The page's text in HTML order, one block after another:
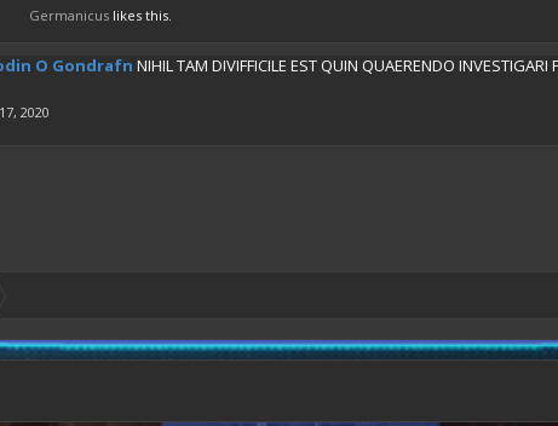
Germanicus likes this.
O Gondrafn NIHIL TAM DIVIFFICILE EST QUIN QUAERENDO INVESTIGARI
2020